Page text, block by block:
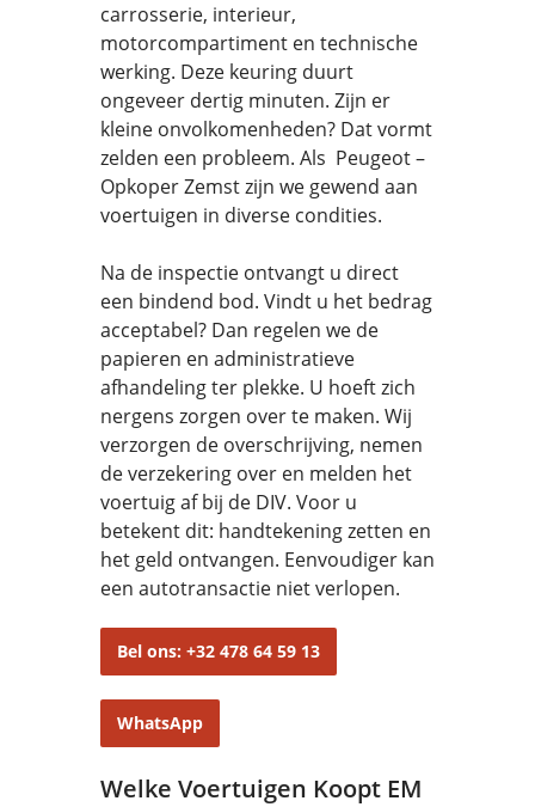
carrosserie, interieur,
motorcompartiment en technische
werking. Deze keuring duurt
ongeveer dertig minuten. Zijn er
kleine onvolkomenheden? Dat vormt
zelden een probleem. Als Peugeot –
Opkoper Zemst zijn we gewend aan
voertuigen in diverse condities.
Na de inspectie ontvangt u direct
een bindend bod. Vindt u het bedrag
acceptabel? Dan regelen we de
papieren en administratieve
afhandeling ter plekke. U hoeft zich
nergens zorgen over te maken. Wij
verzorgen de overschrijving, nemen
de verzekering over en melden het
voertuig af bij de DIV. Voor u
betekent dit: handtekening zetten en
het geld ontvangen. Eenvoudiger kan
een autotransactie niet verlopen.
Bel ons: +32 478 64 59 13
WhatsApp
Welke Voertuigen Koopt EM